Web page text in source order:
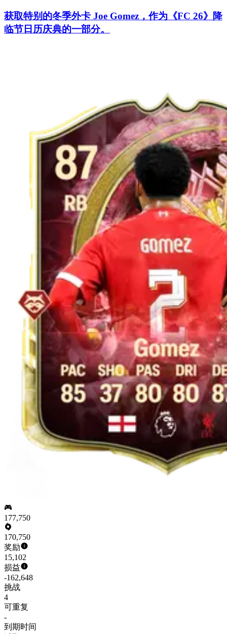
获取特别的冬季外卡 Joe Gomez，作为《FC 26》降
临节日历庆典的一部分。
177,750
170,750
奖励
15,102
损益
-162,648
挑战
4
可重复
-
到期时间